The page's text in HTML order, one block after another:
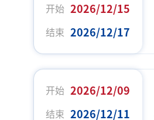
开始 2026/12/15
结束 2026/12/17
开始 2026/12/09
结束 2026/12/11